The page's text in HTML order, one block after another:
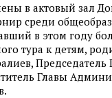
в актовый зал
среди
в этом году
тура к детям,
Председатель
Главы